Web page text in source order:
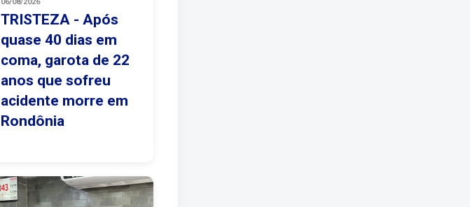
TRISTEZA - Após
quase 40 dias em
coma, garota de 22
anos que sofreu
acidente morre em
Rondônia